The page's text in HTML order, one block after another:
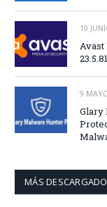
10
Avast
9
Glary
MÁS DESCARGADO